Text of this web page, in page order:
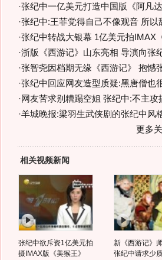
·张纪中一亿美元打造中国版《阿凡达
·张纪中:王菲觉得自己不像观音 所以
·张纪中转战大银幕 1亿美元拍IMAX
·浙版《西游记》山东亮相 导演向张
·张智尧因档期无缘《西游记》 抱憾
·张纪中回应网友造型质疑:黑唐僧也
·网友苦求别糟蹋空姐 张纪中:不主攻
·羊城晚报:梁羽生武侠剧的张纪中风
更多
相关视频新闻
张纪中欲斥资1亿美元拍
摄IMAX版《美猴王》
新《西游记》
张纪中请求少